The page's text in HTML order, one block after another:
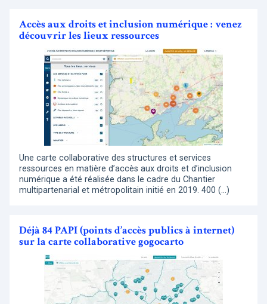
Accès aux droits et inclusion numérique : venez
découvrir les lieux ressources
Une carte collaborative des structures et services
ressources en matière d’accès aux droits et d’inclusion
numérique a été réalisée dans le cadre du Chantier
multipartenarial et métropolitain initié en 2019. 400 (…)
Déjà 84 PAPI (points d’accès publics à internet)
sur la carte collaborative gogocarto